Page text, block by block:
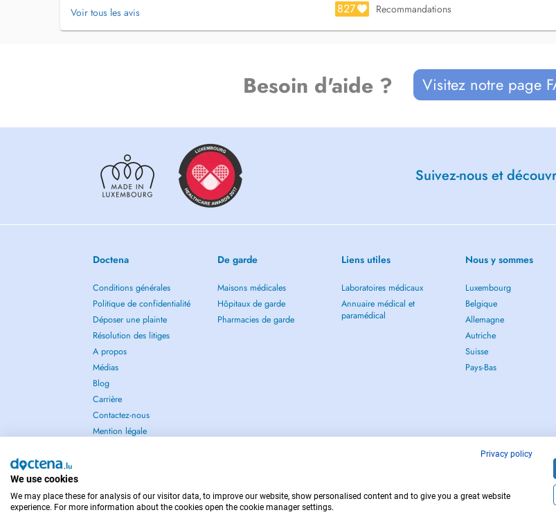
Voir tous les avis 827 Recommandations
Besoin d'aide ? Visitez notre page
Suivez-nous et
Doctena
Conditions générales
Politique de confidentialité
Déposer une plainte
Résolution des litiges
A propos
Médias
Blog
Carrière
Contactez-nous
Mention légale
De garde
Maisons médicales
Hôpitaux de garde
Pharmacies de garde
Liens utiles
Laboratoires médicaux
Annuaire médical et
paramédical
Nous y sommes
Luxembourg
Belgique
Allemagne
Autriche
Suisse
Pays-Bas
POUR LES URGENCES, CONSULTEZ : 112
Privacy policy
We use cookies
We may place these for analysis of our visitor data, to improve our website, show personalised content and to give you a great website
experience. For more information about the cookies open the cookie manager settings.